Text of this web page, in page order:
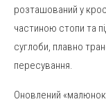
розташований у
частиною стопи та
суглоби, плавно
пересування.
Оновлений